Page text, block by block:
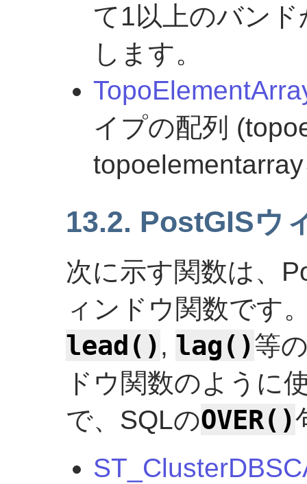
て1以上のバン
します。
イプの配列
13.2. PostGISウ
次に示す関数は、
ィンドウ関数です
lead() , lag()等
ドウ関数のように
で、SQLのOVER()